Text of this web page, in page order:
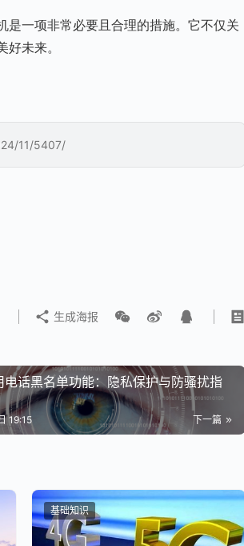
是一项非常必要且合理的措施。它不仅关
未来。
11/5407/
生成海报
电话黑名单功能：隐私保护与防骚扰指
下一篇
19:15
基础知识